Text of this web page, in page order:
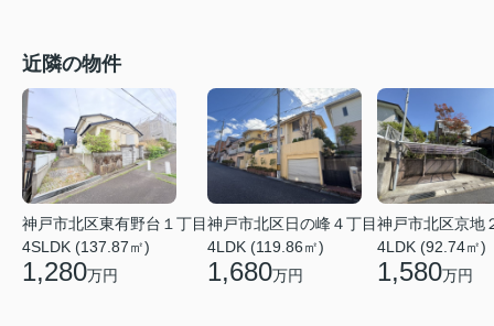
近隣の物件
神戸市北区東有野台１丁目
4SLDK (137.87㎡)
1,280万円
神戸市北区日の峰４丁目
4LDK (119.86㎡)
1,680万円
神戸市北区京地
4LDK (92.74㎡)
1,580万円